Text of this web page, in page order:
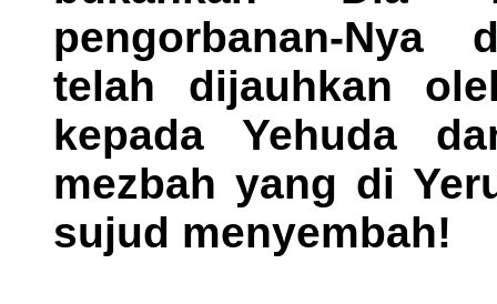
pengorbanan-Nya
telah dijauhkan
kepada Yehuda
mezbah yang di
sujud menyembah!